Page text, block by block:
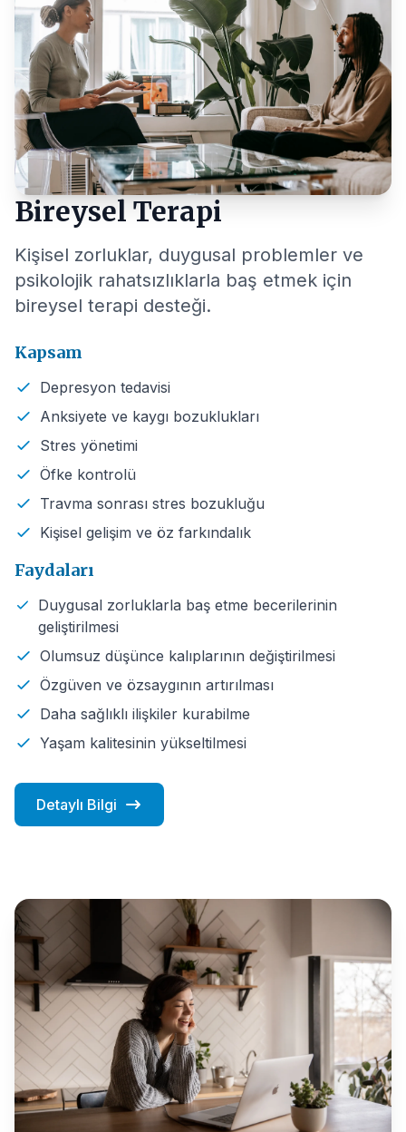
Bireysel Terapi
Kişisel zorluklar, duygusal problemler ve
psikolojik rahatsızlıklarla baş etmek için
bireysel terapi desteği.
Kapsam
Depresyon tedavisi
Anksiyete ve kaygı bozuklukları
Stres yönetimi
Öfke kontrolü
Travma sonrası stres bozukluğu
Kişisel gelişim ve öz farkındalık
Faydaları
Duygusal zorluklarla baş etme becerilerinin
geliştirilmesi
Olumsuz düşünce kalıplarının değiştirilmesi
Özgüven ve özsaygının artırılması
Daha sağlıklı ilişkiler kurabilme
Yaşam kalitesinin yükseltilmesi
Detaylı Bilgi